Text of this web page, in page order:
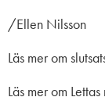
/Ellen Nilsson
Läs mer om
Läs mer om